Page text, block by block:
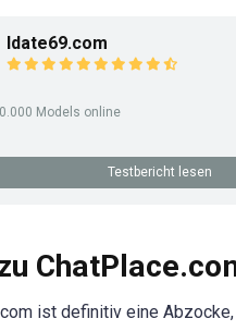
Idate69.com
Models online
Testbericht lesen
ist definitiv eine